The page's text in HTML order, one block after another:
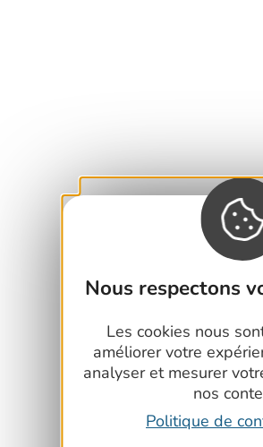
Nous respectons
Les cookies nous
améliorer votre
analyser et mesurer
nos
Politique de